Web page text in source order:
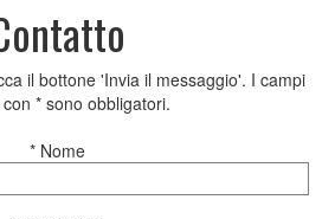
il bottone 'Invia il messaggio'. I campi
* sono obbligatori.
* Nome